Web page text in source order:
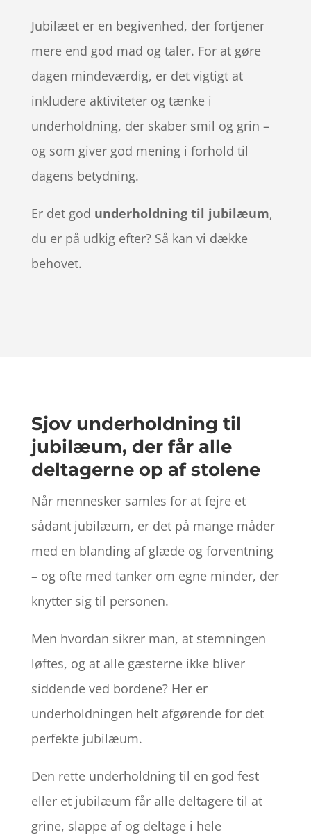
Jubilæet er en begivenhed, der fortjener
mere end god mad og taler. For at gøre
dagen mindeværdig, er det vigtigt at
inkludere aktiviteter og tænke i
underholdning, der skaber smil og grin –
og som giver god mening i forhold til
dagens betydning.
Er det god underholdning til jubilæum,
du er på udkig efter? Så kan vi dække
behovet.
Sjov underholdning til
jubilæum, der får alle
deltagerne op af stolene
Når mennesker samles for at fejre et
sådant jubilæum, er det på mange måder
med en blanding af glæde og forventning
– og ofte med tanker om egne minder, der
knytter sig til personen.
Men hvordan sikrer man, at stemningen
løftes, og at alle gæsterne ikke bliver
siddende ved bordene? Her er
underholdningen helt afgørende for det
perfekte jubilæum.
Den rette underholdning til en god fest
eller et jubilæum får alle deltagere til at
grine, slappe af og deltage i hele